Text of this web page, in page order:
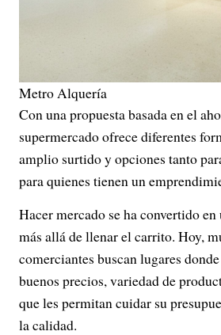
Metro Alquería
Con una propuesta basada en el
supermercado ofrece diferentes
amplio surtido y opciones tanto
para quienes tienen un
Hacer mercado se ha convertido en
más allá de llenar el carrito. Hoy,
comerciantes buscan lugares
buenos precios, variedad de
que les permitan cuidar su
la calidad.